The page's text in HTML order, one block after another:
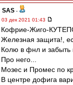
SAS -
03 дек 2021 01:43
Кофрие-Жиго-
Железная защита!,
Колю в фнл и забыть
Про него...
Мозес и Промес по
В центре дофига